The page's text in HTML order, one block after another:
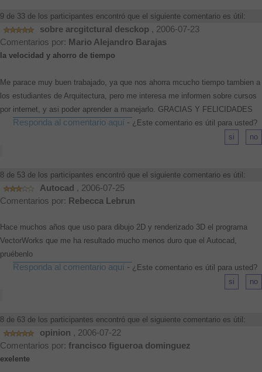
9 de 33 de los participantes encontró que el siguiente comentario es útil:
sobre arcgitctural desckop , 2006-07-23
Comentarios por: Mario Alejandro Barajas
la velocidad y ahorro de tiempo
Me parace muy buen trabajado, ya que nos ahorra mcucho tiempo tambien a
los estudiantes de Arquitectura, pero me interesa me informen sobre cursos
por internet, y asi poder aprender a manejarlo. GRACIAS Y FELICIDADES
Responda al comentario aquí - ¿Este comentario es útil para usted?
8 de 53 de los participantes encontró que el siguiente comentario es útil:
Autocad , 2006-07-25
Comentarios por: Rebecca Lebrun
Hace muchos años que uso para dibujo 2D y renderizado 3D el programa
VectorWorks que me ha resultado mucho menos duro que el Autocad,
pruébenlo
Responda al comentario aquí - ¿Este comentario es útil para usted?
8 de 63 de los participantes encontró que el siguiente comentario es útil:
opinion , 2006-07-22
Comentarios por: francisco figueroa dominguez
exelente